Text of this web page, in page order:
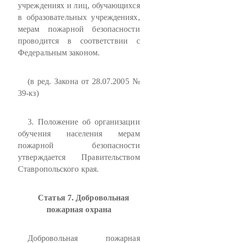
учреждениях и лиц, обучающихся
в образовательных учреждениях,
мерам пожарной безопасности
проводится в соответствии с
Федеральным законом.
(в ред. Закона от 28.07.2005 №
39-кз)
3. Положение об организации
обучения населения мерам
пожарной безопасности
утверждается Правительством
Ставропольского края.
Статья 7. Добровольная
пожарная охрана
Добровольная пожарная